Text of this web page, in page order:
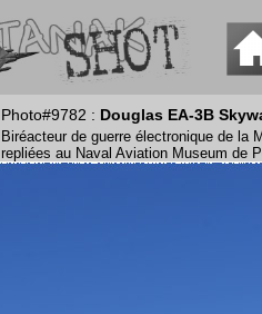
Photo#9782 : Douglas EA-3B
Biréacteur de guerre électronique de la
repliées au Naval Aviation Museum de